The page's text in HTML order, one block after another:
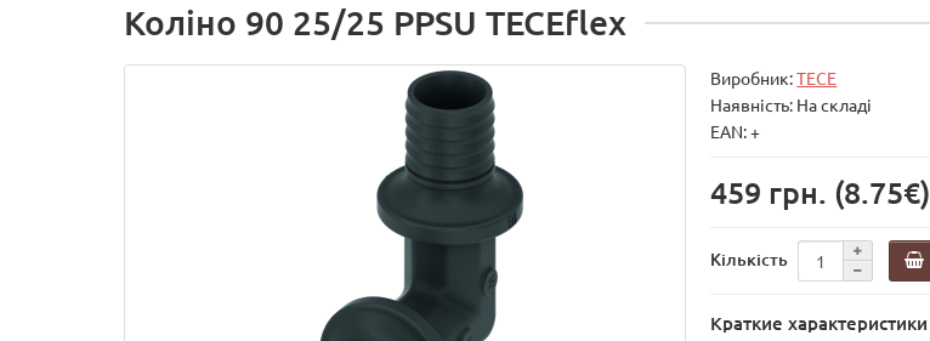
Коліно 90 25/25 PPSU TECEflex
Виробник:TECE
Наявність: На складі
EAN: +
459 грн. (8.75€)
Кількість
Краткие характеристики